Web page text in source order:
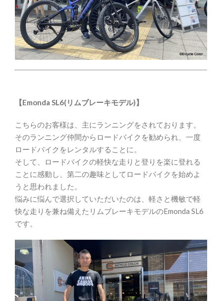
【Emonda SL6(リムブレーキモデル)】
こちらのお客様は、主にランニングをされております。
そのランニング仲間からロードバイクを勧められ、一度
ロードバイクをレンタルすることに。
そして、ロードバイクの軽快な走りと登りを楽に登れる
ことに感動し、第二の趣味としてロードバイクを始めよ
うと思われました。
悩みに悩んで選択していただいたのは、軽さと機敏で軽
快な走りを兼ね備えたリムブレーキモデルのEmonda SL6
です。